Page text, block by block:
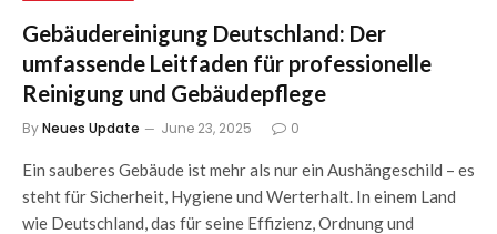
Gebäudereinigung Deutschland: Der
umfassende Leitfaden für professionelle
Reinigung und Gebäudepflege
ByNeues Update June 23, 2025 0
Ein sauberes Gebäude ist mehr als nur ein Aushängeschild – es
steht für Sicherheit, Hygiene und Werterhalt. In einem Land
wie Deutschland, das für seine Effizienz, Ordnung und